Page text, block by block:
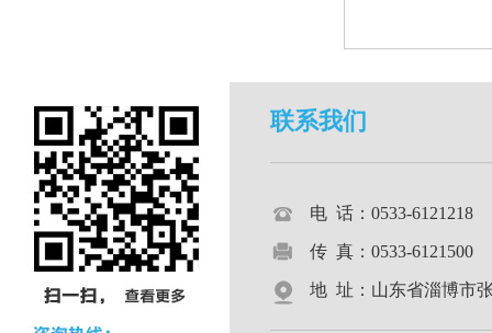
联系我们
电 话：0533-
传 真：0533-6121500
地 址：山东省淄博市